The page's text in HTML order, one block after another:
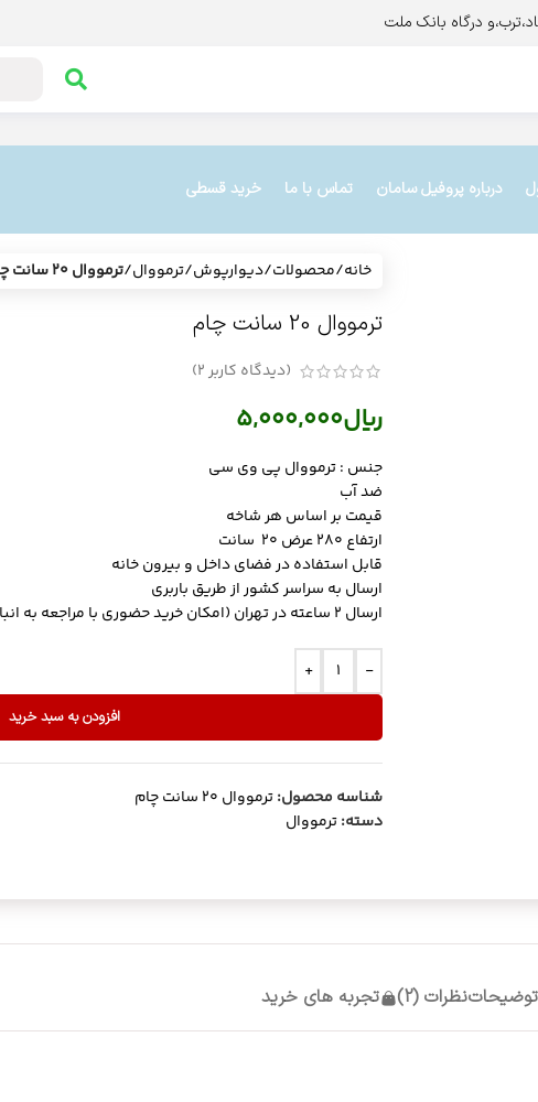
درباره پروفیل سامان تماس با ما خرید قسطی
خانه/محصولات/دیوارپوش/ترمووال/ترمووال 20 سانت چام
ترمووال 20 سانت چام
(دیدگاه کاربر2
)
ریال5,000,000
جنس : ترمووال پی وی سی
ضد آب
قیمت بر اساس هر شاخه
ارتفاع 280 عرض 20 سانت
قابل استفاده در فضای داخل و بیرون خانه
ارسال به سراسر کشور از طریق باربری
ارسال 2 ساعته در تهران (امکان خرید حضوری با مراجعه به انبار)
-
+
افزودن به سبد خرید
شناسه محصول:ترمووال 20 سانت چام
دسته:ترمووال
توضیحاتنظرات (2) تجربه های خرید